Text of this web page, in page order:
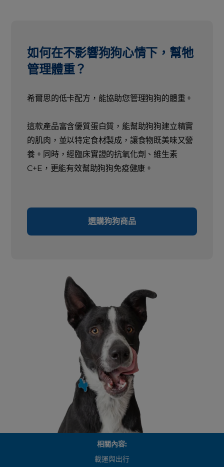
如何在不影響狗狗心情下，幫牠
管理體重？
希爾思的低卡配方，能協助您管理狗狗的體重。
這款產品富含優質蛋白質，能幫助狗狗建立精實
的肌肉，並以特定食材製成，讓食物既美味又營
養。同時，經臨床實證的抗氧化劑、維生素
C+E，更能有效幫助狗狗免疫健康。
選購狗狗商品
相關內容:
載運與出行